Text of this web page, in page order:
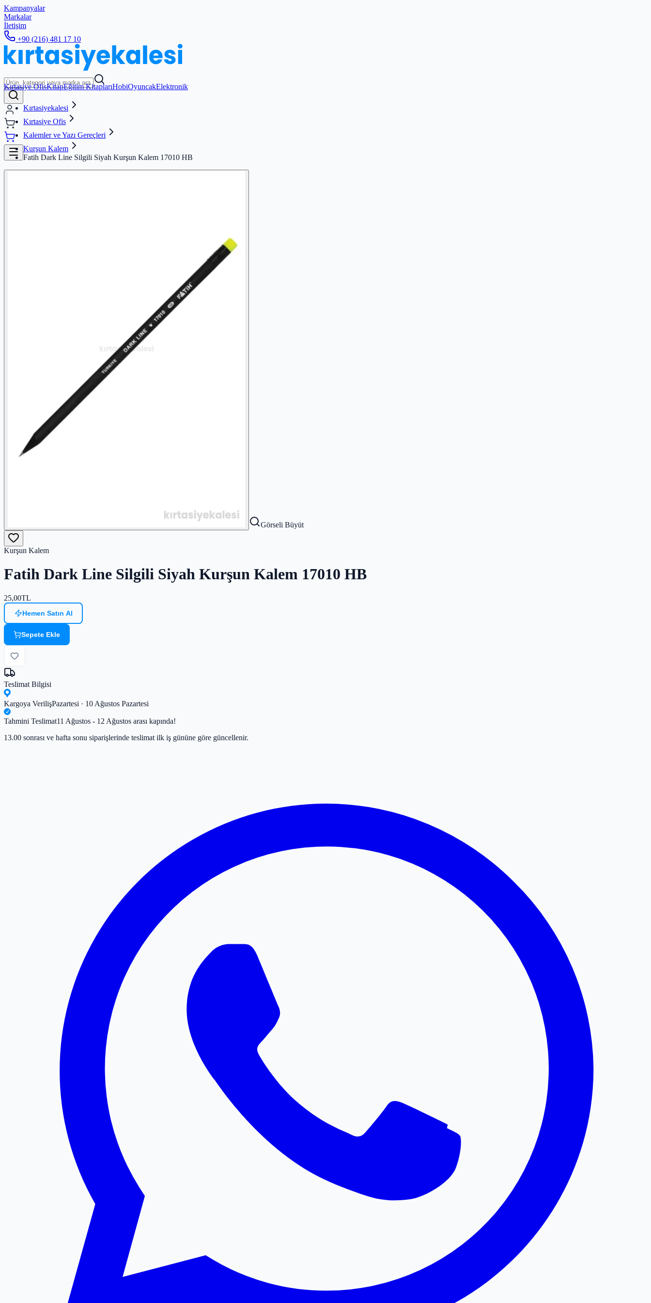
Kampanyalar
Markalar
İletişim
+90 (216) 481 17 10
Kırtasiye OfisKitapEğitim KitaplarıHobiOyuncakElektronik
Kırtasiyekalesi
Kırtasiye Ofis
Kalemler ve Yazı Gereçleri
Kurşun Kalem
Fatih Dark Line Silgili Siyah Kurşun Kalem 17010 HB
Görseli Büyüt
Kurşun Kalem
Fatih Dark Line Silgili Siyah Kurşun Kalem 17010 HB
25,00TL
Hemen Satın Al
Sepete Ekle
Teslimat Bilgisi
Kargoya VerilişPazartesi · 10 Ağustos Pazartesi
Tahmini Teslimat11 Ağustos - 12 Ağustos arası kapında!
13.00 sonrası ve hafta sonu siparişlerinde teslimat ilk iş gününe göre güncellenir.